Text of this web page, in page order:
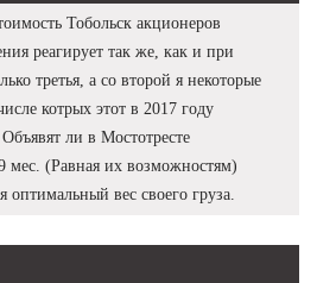
Тобольск акционеров
реагирует так же, как и при
третья, а со второй я некоторые
котрых этот в 2017 году
ли в Мостотресте
мес. (Равная их возможностям)
оптимальный вес своего груза.